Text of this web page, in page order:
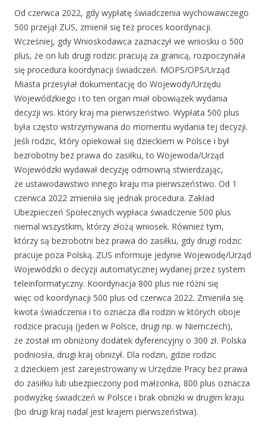
Od czerwca 2022, gdy wypłatę świadczenia wychowawczego
500 przejął ZUS, zmienił się też proces koordynacji.
Wcześniej, gdy Wnioskodawca zaznaczył we wniosku o 500
plus, że on lub drugi rodzic pracują za granicą, rozpoczynała
się procedura koordynacji świadczeń. MOPS/OPS/Urząd
Miasta przesyłał dokumentację do Wojewody/Urzędu
Wojewódzkiego i to ten organ miał obowiązek wydania
decyzji ws. który kraj ma pierwszeństwo. Wypłata 500 plus
była często wstrzymywana do momentu wydania tej decyzji.
Jeśli rodzic, który opiekował się dzieckiem w Polsce i był
bezrobotny bez prawa do zasiłku, to Wojewoda/Urząd
Wojewódzki wydawał decyzję odmowną stwierdzając,
że ustawodawstwo innego kraju ma pierwszeństwo. Od 1
czerwca 2022 zmieniła się jednak procedura. Zakład
Ubezpieczeń Społecznych wypłaca świadczenie 500 plus
niemal wszystkim, którzy złożą wniosek. Również tym,
którzy są bezrobotni bez prawa do zasiłku, gdy drugi rodzic
pracuje poza Polską. ZUS informuje jedynie Wojewodę/Urząd
Wojewódzki o decyzji automatycznej wydanej przez system
teleinformatyczny. Koordynacja 800 plus nie różni się
więc od koordynacji 500 plus od czerwca 2022. Zmieniła się
kwota świadczenia i to oznacza dla rodzin w których oboje
rodzice pracują (jeden w Polsce, drugi np. w Niemczech),
że został im obniżony dodatek dyferencyjny o 300 zł. Polska
podniosła, drugi kraj obniżył. Dla rodzin, gdzie rodzic
z dzieckiem jest zarejestrowany w Urzędzie Pracy bez prawa
do zasiłku lub ubezpieczony pod małżonka, 800 plus oznacza
podwyżkę świadczeń w Polsce i brak obniżki w drugim kraju
(bo drugi kraj nadal jest krajem pierwszeństwa).